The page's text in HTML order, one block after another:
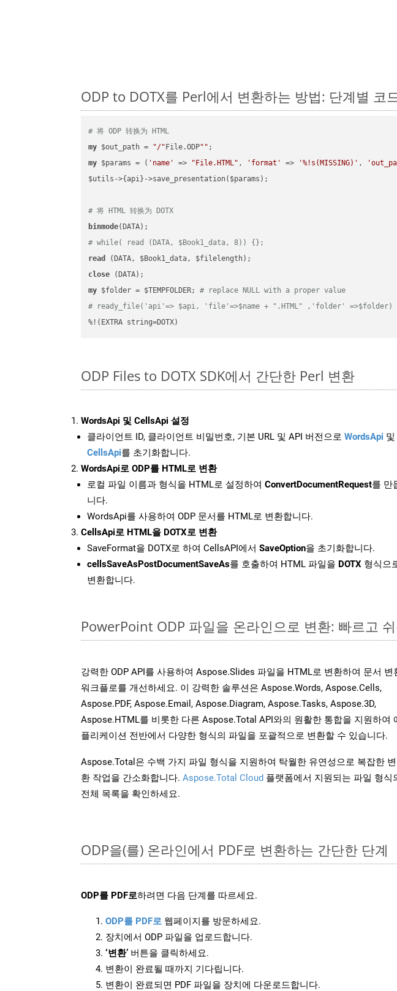
ODP to DOTX를 Perl에서 변환하는 방법: 단계별 코
# 将 ODP 转换为 HTML
my $out_path = "/" File.ODP""
my $params = ( 'name' => "File.HTML" , 'format' => '%!s(MISSING)' ,
$utils->{api}->save_presentation($params);
# 将 HTML 转换为 DOTX
binmode
# while( read (DATA, $Book1_data, 8)) {};
read
close
my $folder = $TEMPFOLDER; # replace NULL with a proper value
# ready_file('api'=> $api, 'file'=>$name + ".HTML" ,'folder' =>$folder)
%!(EXTRA string=DOTX)
ODP Files to DOTX SDK에서 간단한 Perl 변환
WordsApi 및 CellsApi 설정
클라이언트 ID, 클라이언트 비밀번호, 기본 URL 및 API 버전으로 WordsApi 및
CellsApi를 초기화합니다.
WordsApi로 ODP를 HTML로 변환
로컬 파일 이름과 형식을 HTML로 설정하여 ConvertDocumentRequest를 만
니다.
WordsApi를 사용하여 ODP 문서를 HTML로 변환합니다.
CellsApi로 HTML을 DOTX로 변환
SaveFormat을 DOTX로 하여 CellsAPI에서 SaveOption을 초기화합니다.
cellsSaveAsPostDocumentSaveAs를 호출하여 HTML 파일을 DOTX 형식으
변환합니다.
PowerPoint ODP 파일을 온라인으로 변환: 빠르고
강력한 ODP API를 사용하여 Aspose.Slides 파일을 HTML로 변환하여 문서 변
워크플로를 개선하세요. 이 강력한 솔루션은 Aspose.Words, Aspose.Cells,
Aspose.PDF, Aspose.Email, Aspose.Diagram, Aspose.Tasks, Aspose.3D,
Aspose.HTML를 비롯한 다른 Aspose.Total API와의 원활한 통합을 지원하여
플리케이션 전반에서 다양한 형식의 파일을 포괄적으로 변환할 수 있습니다.
Aspose.Total은 수백 가지 파일 형식을 지원하여 탁월한 유연성으로 복잡한 변
환 작업을 간소화합니다. Aspose.Total Cloud 플랫폼에서 지원되는 파일 형식
전체 목록을 확인하세요.
ODP을(를) 온라인에서 PDF로 변환하는 간단한 단계
ODP를 PDF로하려면 다음 단계를 따르세요.
ODP를 PDF로 웹페이지를 방문하세요.
장치에서 ODP 파일을 업로드합니다.
‘변환’ 버튼을 클릭하세요.
변환이 완료될 때까지 기다립니다.
변환이 완료되면 PDF 파일을 장치에 다운로드합니다.